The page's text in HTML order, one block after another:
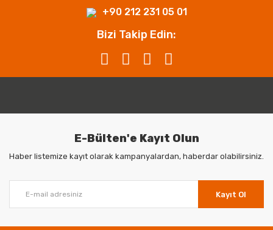
+90 212 231 05 01
Bizi Takip Edin:
E-Bülten'e Kayıt Olun
Haber listemize kayıt olarak kampanyalardan, haberdar olabilirsiniz.
Kayıt Ol